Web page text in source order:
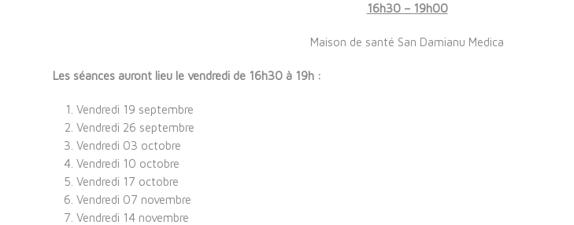
16h30 – 19h00
Maison de santé San Damianu Medica
Les séances auront lieu le vendredi de 16h30 à 19h :
Vendredi 19 septembre
Vendredi 26 septembre
Vendredi 03 octobre
Vendredi 10 octobre
Vendredi 17 octobre
Vendredi 07 novembre
Vendredi 14 novembre